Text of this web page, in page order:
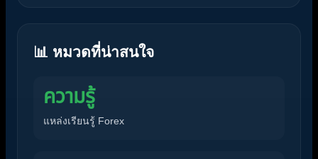
📊 หมวดที่น่าสนใจ
ความรู้
แหล่งเรียนรู้ Forex